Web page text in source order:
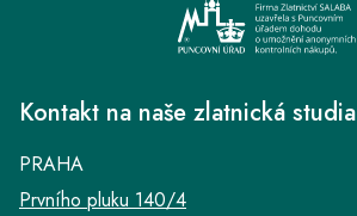
Kontakt na naše zlatnická studia
PRAHA
Prvního pluku 140/4